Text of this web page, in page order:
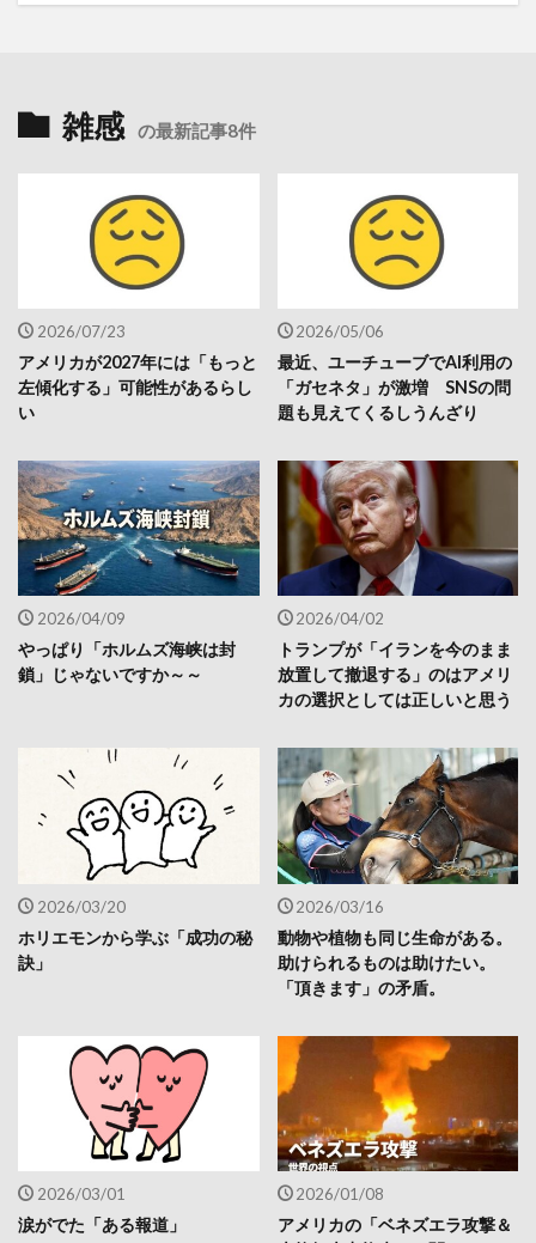
雑感 の最新記事8件
2026/07/23
アメリカが2027年には「もっと
左傾化する」可能性があるらし
い
2026/05/06
最近、ユーチューブでAI利用の
「ガセネタ」が激増 SNSの問
題も見えてくるしうんざり
2026/04/09
やっぱり「ホルムズ海峡は封
鎖」じゃないですか～～
2026/04/02
トランプが「イランを今のまま
放置して撤退する」のはアメリ
カの選択としては正しいと思う
2026/03/20
ホリエモンから学ぶ「成功の秘
訣」
2026/03/16
動物や植物も同じ生命がある。
助けられるものは助けたい。
「頂きます」の矛盾。
2026/03/01
涙がでた「ある報道」
2026/01/08
アメリカの「ベネズエラ攻撃＆